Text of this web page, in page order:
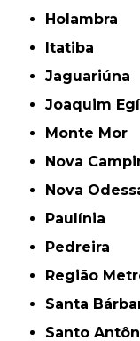
Holambra
Itatiba
Jaguariúna
Joaquim
Monte Mor
Nova
Nova
Paulínia
Pedreira
Região
Santa
Santo